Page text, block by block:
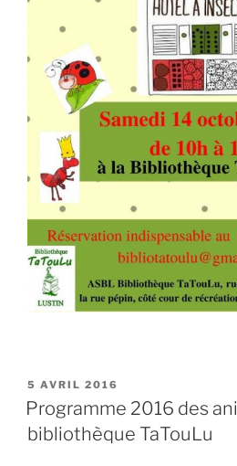
PUBLIÉ
LE
5 AVRIL 2016
Programme 2016 des
bibliothèque TaTouLu